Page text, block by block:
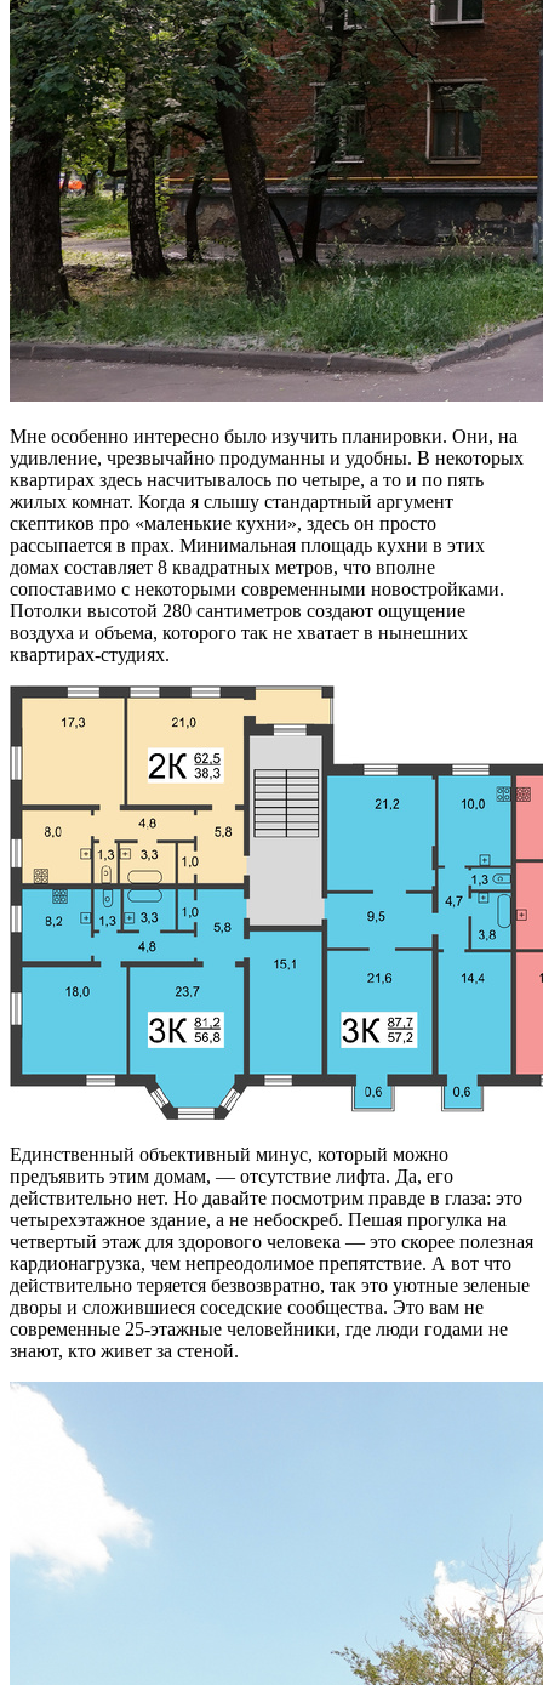
Мне особенно интересно было изучить планировки. Они, на
удивление, чрезвычайно продуманны и удобны. В некоторых
квартирах здесь насчитывалось по четыре, а то и по пять
жилых комнат. Когда я слышу стандартный аргумент
скептиков про «маленькие кухни», здесь он просто
рассыпается в прах. Минимальная площадь кухни в этих
домах составляет 8 квадратных метров, что вполне
сопоставимо с некоторыми современными новостройками.
Потолки высотой 280 сантиметров создают ощущение
воздуха и объема, которого так не хватает в нынешних
квартирах-студиях.
Единственный объективный минус, который можно
предъявить этим домам, — отсутствие лифта. Да, его
действительно нет. Но давайте посмотрим правде в глаза: это
четырехэтажное здание, а не небоскреб. Пешая прогулка на
четвертый этаж для здорового человека — это скорее полезная
кардионагрузка, чем непреодолимое препятствие. А вот что
действительно теряется безвозвратно, так это уютные зеленые
дворы и сложившиеся соседские сообщества. Это вам не
современные 25-этажные человейники, где люди годами не
знают, кто живет за стеной.